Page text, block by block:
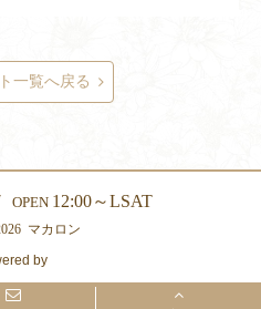
一覧へ戻る
OPEN 12:00～LSAT
マカロン
by